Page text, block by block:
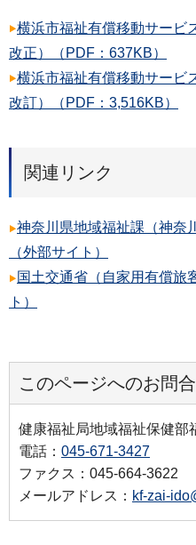
横浜市福祉有償移動サービ
改正）（PDF：637KB）
横浜市福祉有償移動サービ
改訂）（PDF：3,516KB）
関連リンク
神奈川県地域福祉課（神奈
（外部サイト）
国土交通省（自家用有償旅
ト）
このページへのお問
健康福祉局地域福祉保健部
電話： 045-671-3427
ファクス：045-664-3622
メールアドレス： kf-zai-